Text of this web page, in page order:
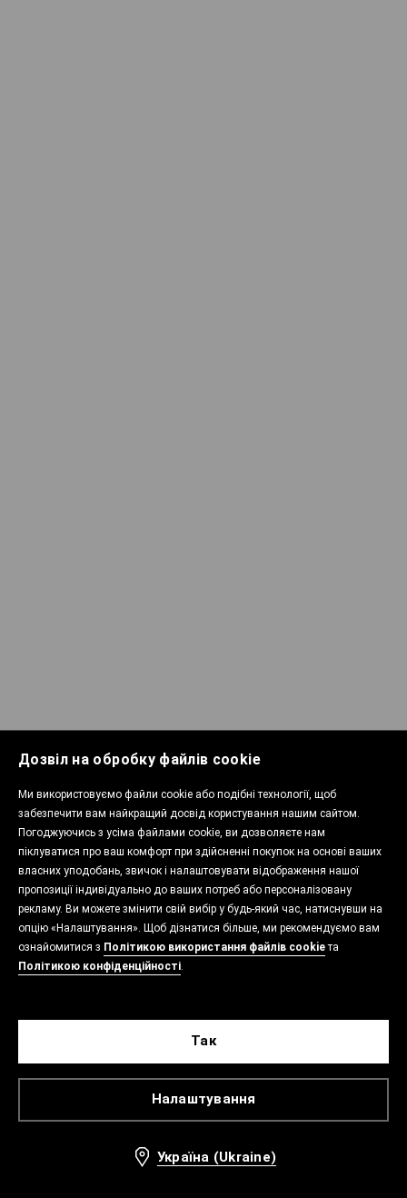
Дозвіл на обробку файлів cookie
Ми використовуємо файли cookie або подібні технології, щоб
забезпечити вам найкращий досвід користування нашим сайтом.
Погоджуючись з усіма файлами cookie, ви дозволяєте нам
піклуватися про ваш комфорт при здійсненні покупок на основі ваших
власних уподобань, звичок і налаштовувати відображення нашої
пропозиції індивідуально до ваших потреб або персоналізовану
рекламу. Ви можете змінити свій вибір у будь-який час, натиснувши на
опцію «Налаштування». Щоб дізнатися більше, ми рекомендуємо вам
ознайомитися з Політикою використання файлів cookieта
Політикою конфіденційності.
Налаштування
Так
Україна (Ukraine)